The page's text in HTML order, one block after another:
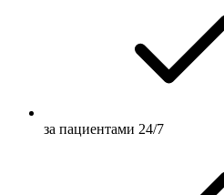
за пациентами 24/7